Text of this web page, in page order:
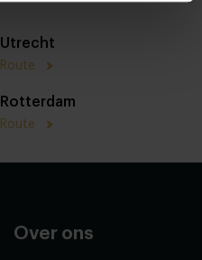
Utrecht
Route
Rotterdam
Route
Over ons